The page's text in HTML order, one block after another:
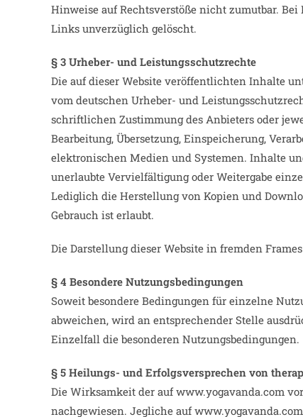
Hinweise auf Rechtsverstöße nicht zumutbar.
Links unverzüglich gelöscht.
§ 3 Urheber- und Leistungsschutzrechte
Die auf dieser Website veröffentlichten Inhalte
vom deutschen Urheber- und
schriftlichen Zustimmung des Anbieters oder
Bearbeitung, Übersetzung, Einspeicherung,
elektronischen Medien und Systemen. Inhalte
unerlaubte Vervielfältigung oder Weitergabe
Lediglich die Herstellung von Kopien und
Gebrauch ist erlaubt.
Die Darstellung dieser Website in fremden
§ 4 Besondere Nutzungsbedingungen
Soweit besondere Bedingungen für einzelne
abweichen, wird an entsprechender Stelle
Einzelfall die besonderen Nutzungsbedingungen.
§ 5 Heilungs- und Erfolgsversprechen von
Die Wirksamkeit der auf www.yogavanda.com
nachgewiesen. Jegliche auf